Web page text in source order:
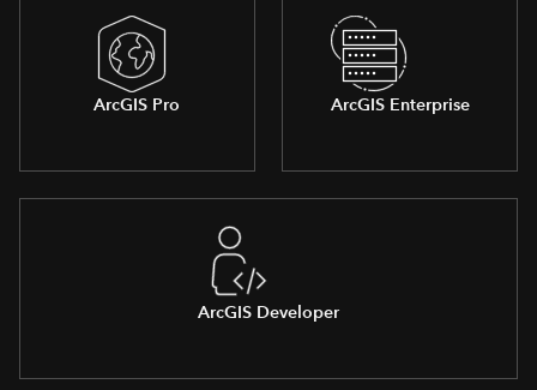
ArcGIS Pro ArcGIS Enterprise
ArcGIS Developer